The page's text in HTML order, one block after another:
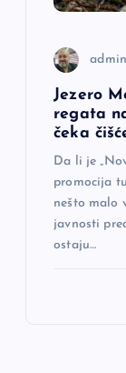
admin
Jezero
regata
čeka
Da li je
promocija
nešto malo
javnosti
ostaju…